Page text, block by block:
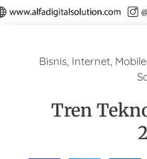
Bisnis, Internet,
Tren